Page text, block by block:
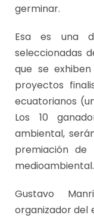
germinar.
Esa es una
seleccionadas
que se
proyectos
ecuatorianos
Los 10
ambiental,
premiación
medioambiental.
Gustavo
organizador del